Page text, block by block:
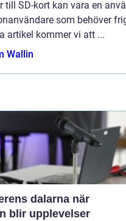
till SD-kort kan vara en
som behöver
artikel kommer vi att ...
Wallin
dalarna när
blir upplevelser